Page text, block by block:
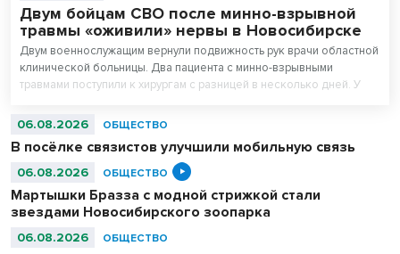
Двум бойцам СВО после минно-взрывной
травмы «оживили» нервы в Новосибирске
Двум военнослужащим вернули подвижность рук врачи областной
клинической больницы. Два пациента с минно-взрывными
травмами поступили к хирургам с разницей в несколько дней. У
двигаться.
06.08.2026 ОБЩЕСТВО
В посёлке связистов улучшили мобильную связь
06.08.2026 ОБЩЕСТВО
Мартышки Бразза с модной стрижкой стали
звездами Новосибирского зоопарка
06.08.2026 ОБЩЕСТВО